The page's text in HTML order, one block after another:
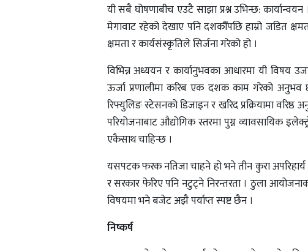
यी सबै घोषणाबीच एउटै साझा प्रश्न उभिन्छ:
मेगावाट रहेको देखाए पनि दशकौँपछि हाम्रो जडित
क्षमता र कार्यसंस्कृतिले सिर्जना गरेको हो ।
विभिन्न अध्ययन र कार्यानुभवका आधारमा यी विषय
ऊर्जा प्रणालीमा करिब एक दशक काम गरेको अनुभव छ
रिफ्युलिङ स्टेसनको डिजाइन र खरिद प्रक्रियामा
परियोजनाबाट औद्योगिक स्तरमा पुग्न व्यावसायिक
एकैसाथ चाहिन्छ ।
यसपटक फरक नतिजा चाहने हो भने तीन कुरा अपरिहार्य
र सरकार फेरिए पनि नटुट्ने निरन्तरता । ठुला
विषयमा भने बजेट अझै पर्याप्त स्पष्ट छैन ।
निष्कर्ष